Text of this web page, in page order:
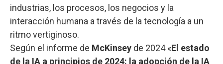
industrias, los procesos, los negocios y la
interacción humana a través de la tecnología a un
ritmo vertiginoso.
Según el informe de McKinsey de 2024 «El estado
de la IA a principios de 2024: la adopción de la IA